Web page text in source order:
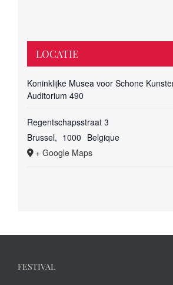
LOCATIE
Koninklijke Musea voor Schone
Auditorium 490
Regentschapsstraat 3
Brussel, 1000 Belgique
+ Google Maps
FESTIVAL